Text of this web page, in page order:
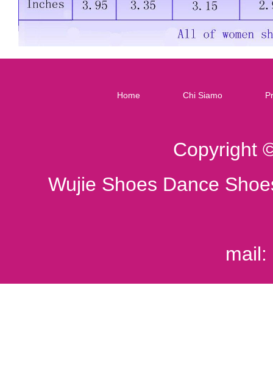
Home Chi Siamo
Copyright
Wujie Shoes Dance